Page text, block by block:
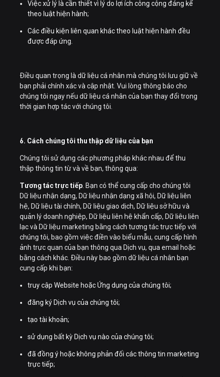
Việc xử lý là cần thiết vì lý do lợi ích công cộng đáng kể
theo luật hiện hành;
Các điều kiện liên quan khác theo luật hiện hành đều
được đáp ứng.
Điều quan trọng là dữ liệu cá nhân mà chúng tôi lưu giữ về
bạn phải chính xác và cập nhật. Vui lòng thông báo cho
chúng tôi ngay nếu dữ liệu cá nhân của bạn thay đổi trong
thời gian hợp tác với chúng tôi.
6. Cách chúng tôi thu thập dữ liệu của bạn
Chúng tôi sử dụng các phương pháp khác nhau để thu
thập thông tin từ và về bạn, thông qua:
Tương tác trực tiếp . Bạn có thể cung cấp cho chúng tôi
Dữ liệu nhận dạng, Dữ liệu nhận dạng xã hội, Dữ liệu liên
hệ, Dữ liệu tài chính, Dữ liệu giao dịch, Dữ liệu sở hữu và
quản lý doanh nghiệp, Dữ liệu liên hệ khẩn cấp, Dữ liệu liên
lạc và Dữ liệu marketing bằng cách tương tác trực tiếp với
chúng tôi, bao gồm việc điền vào biểu mẫu, cung cấp hình
ảnh trực quan của bạn thông qua Dịch vụ, qua email hoặc
bằng cách khác. Điều này bao gồm dữ liệu cá nhân bạn
cung cấp khi bạn:
truy cập Website hoặc Ứng dụng của chúng tôi;
đăng ký Dịch vụ của chúng tôi;
tạo tài khoản;
sử dụng bất kỳ Dịch vụ nào của chúng tôi;
đã đồng ý hoặc không phản đối các thông tin marketing
trực tiếp;